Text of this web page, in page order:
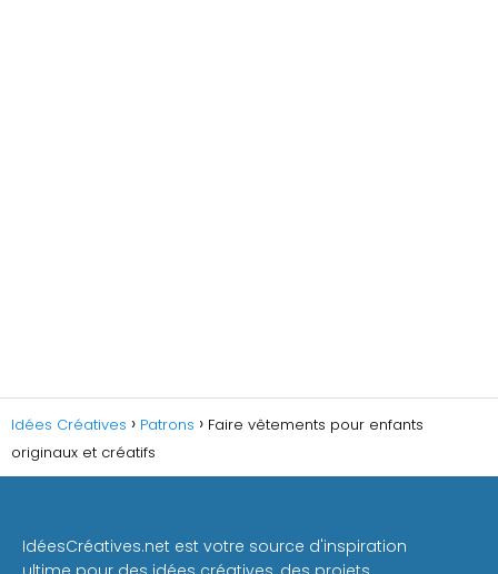
Idées Créatives Patrons
Faire vêtements pour enfants
originaux et créatifs
IdéesCréatives.net est votre source d'inspiration